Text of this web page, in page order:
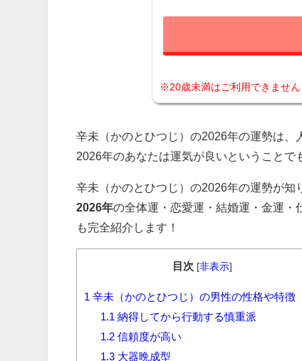
※20歳未満はご利用できません
辛未（かのとひつじ）の2026年の運勢は
2026年のあなたは運気が良いということで
辛未（かのとひつじ）の2026年の運勢が
2026年の全体運・恋愛運・結婚運・金運・
も完全紹介します！
目次 [非表示]
1 辛未（かのとひつじ）の男性の性格や特徴
1.1 納得してから行動する慎重派
1.2 信頼度が高い
1.3 大器晩成型